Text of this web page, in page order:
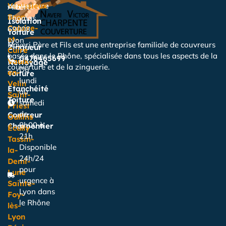
Naveri Père et Fils est une entreprise familiale de couvreurs
basée dans le Rhône, spécialisée dans tous les aspects de la
couverture et de la zinguerie.
couverture
Isolation
Toiture
Zingueur
Nettoyage
Toiture
Étanchéité
Toiture
Couvreur
Charpentier
Vénissieux
Bron
Caluire-
et-
Cuire
Vaulx-
en-
Velin
Saint-
Priest
Oullins
Écully
Tassin-
la-
Demi-
Lune
Sainte-
Foy-
lès-
Lyon
Albert
Thomas,
69008
Lyon
0478465699
Du
lundi
au
samedi
de
8h00 à
21h
Disponible
24h/24
pour
urgence à
Lyon dans
le Rhône